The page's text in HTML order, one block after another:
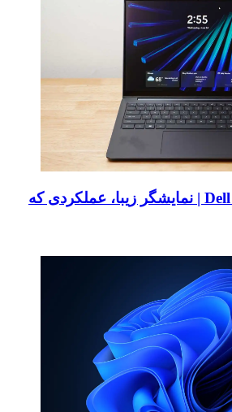
بررسی لپ‌تاپ Dell 16S | نمایشگر زیبا، عملکردی که